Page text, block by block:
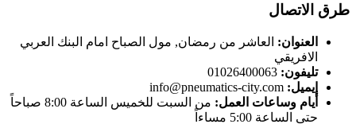
طرق الاتصال
العنوان: العاشر من رمضان, مول الصباح امام البنك العربي
الافريقي
تليفون: 01026400063
إيميل: info@pneumatics-city.com
أيام وساعات العمل:
من السبت للخميس الساعة 8:00 صباحاً
حتى الساعة 5:00 مساءاً